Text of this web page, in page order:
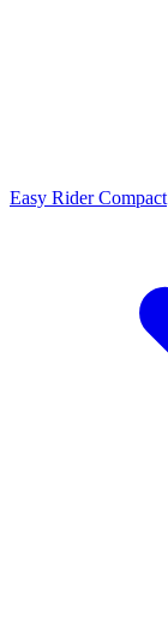
Easy Rider Compact